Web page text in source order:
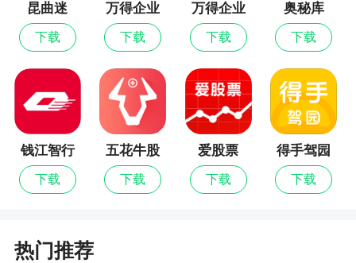
昆曲迷
下载
万得企业
库最新版
下载
万得企业
库
下载
奥秘库
下载
钱江智行
下载
五花牛股
票最新版
下载
爱股票
下载
得手驾园
下载
热门推荐